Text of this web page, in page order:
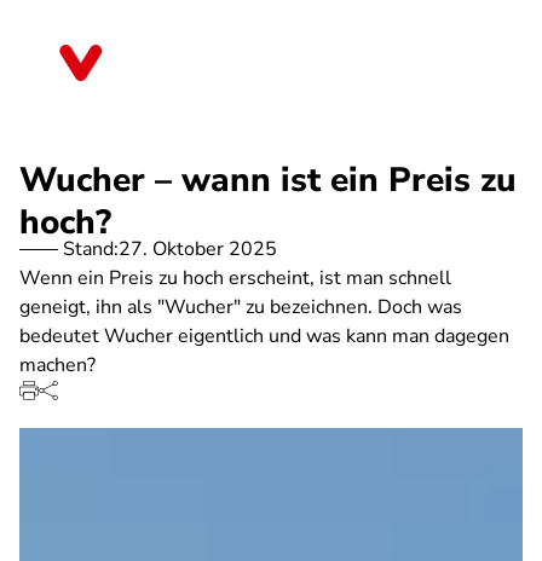
Wucher – wann ist ein Preis zu
hoch?
Stand:27. Oktober 2025
Wenn ein Preis zu hoch erscheint, ist man schnell
geneigt, ihn als "Wucher" zu bezeichnen. Doch was
bedeutet Wucher eigentlich und was kann man dagegen
machen?